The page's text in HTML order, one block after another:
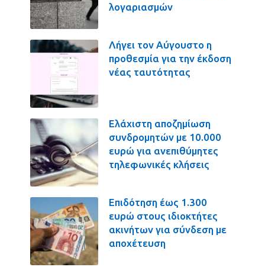
λογαριασμών
Λήγει τον Αύγουστο η
προθεσμία για την έκδοση
νέας ταυτότητας
Ελάχιστη αποζημίωση
συνδρομητών με 10.000
ευρώ για ανεπιθύμητες
τηλεφωνικές κλήσεις
Επιδότηση έως 1.300
ευρώ στους ιδιοκτήτες
ακινήτων για σύνδεση με
αποχέτευση